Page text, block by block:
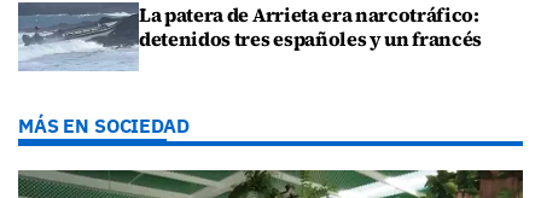
La patera de Arrieta era narcotráfico:
detenidos tres españoles y un francés
MÁS EN SOCIEDAD